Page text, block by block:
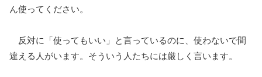
ん使ってください。
反対に「使ってもいい」と言っているのに、使わないで間
違える人がいます。そういう人たちには厳しく言います。